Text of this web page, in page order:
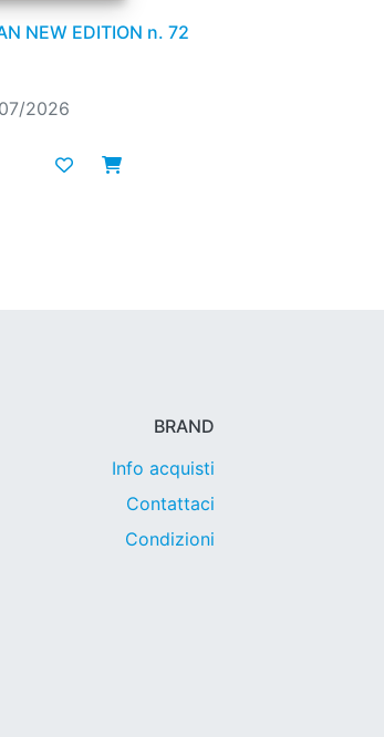
NEW EDITION n. 72
2026
BRAND
Info acquisti
Contattaci
Condizioni